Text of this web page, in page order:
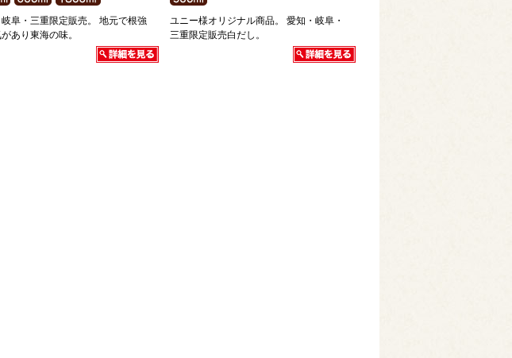
阜・三重限定販売。 地元で根強
あり東海の味。
ユニー様オリジナル商品。 愛知・岐阜・
三重限定販売白だし。